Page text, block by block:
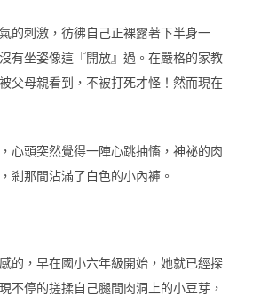
的刺激，彷彿自己正裸露著下半身一
有坐姿像這『開放』過。在嚴格的家教
父母親看到，不被打死才怪！然而現在
心頭突然覺得一陣心跳抽慉，神祕的肉
剎那間沾滿了白色的小內褲。
的，早在國小六年級開始，她就已經探
不停的搓揉自己腿間肉洞上的小豆芽，